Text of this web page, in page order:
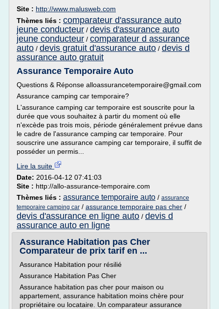
Site : http://www.malusweb.com
Thèmes liés : comparateur d'assurance auto
jeune conducteur / devis d'assurance auto
jeune conducteur / comparateur d assurance
auto / devis gratuit d'assurance auto / devis d
assurance auto gratuit
Assurance Temporaire Auto
Questions & Réponse alloassurancetemporaire@gmail.com
Assurance camping car temporaire?
L'assurance camping car temporaire est souscrite pour la
durée que vous souhaitez à partir du moment où elle
n'excède pas trois mois, période généralement prévue dans
le cadre de l'assurance camping car temporaire. Pour
souscrire une assurance camping car temporaire, il suffit de
posséder un permis...
Lire la suite
Date: 2016-04-12 07:41:03
Site : http://allo-assurance-temporaire.com
Thèmes liés : assurance temporaire auto / assurance
temporaire camping car / assurance temporaire pas cher /
devis d'assurance en ligne auto / devis d
assurance auto en ligne
Assurance Habitation pas Cher
Comparateur de prix tarif en ...
Assurance Habitation pour résilié
Assurance Habitation Pas Cher
Assurance habitation pas cher pour maison ou
appartement, assurance habitation moins chère pour
propriétaire ou locataire. Un comparateur assurance